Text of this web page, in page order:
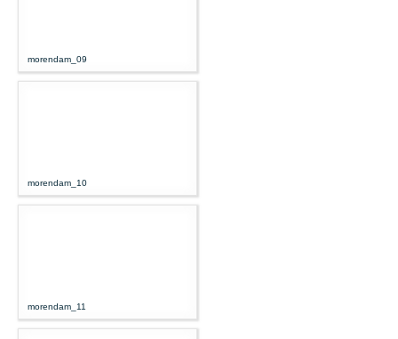
morendam_09
morendam_10
morendam_11